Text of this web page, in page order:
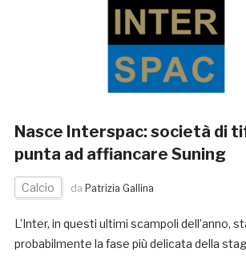
Nasce Interspac: società di
punta ad affiancare Suning
Calcio da Patrizia Gallina
L’Inter, in questi ultimi scampoli dell’anno,
probabilmente la fase più delicata della